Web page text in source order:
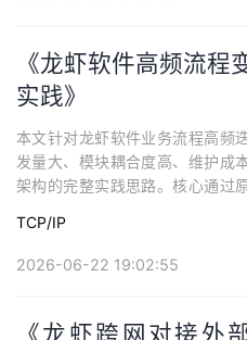
《龙虾软件高频流程
实践》
本文针对龙虾软件业务流程高频
发量大、模块耦合度高、维护成
架构的完整实践思路。核心通过
与稳定业务能力，同时给出增量
细节。该方案可大幅收窄流程变
TCP/IP
2026-06-22 19:02:55
《龙虾跨网对接外